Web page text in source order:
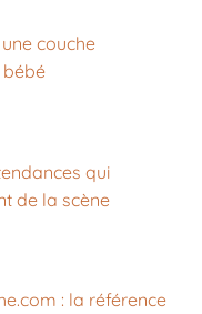
couche
qui
de la scène
: la référence